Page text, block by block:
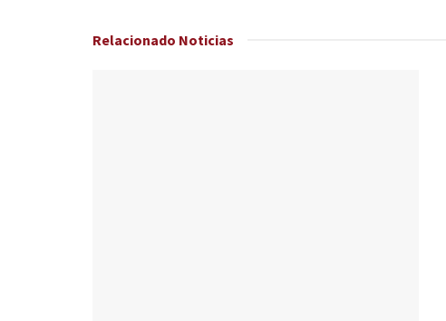
Relacionado Noticias